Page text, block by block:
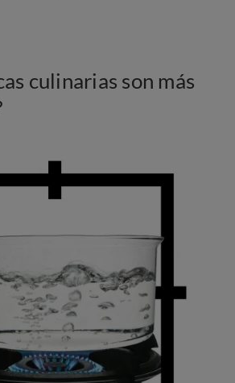
culinarias son más